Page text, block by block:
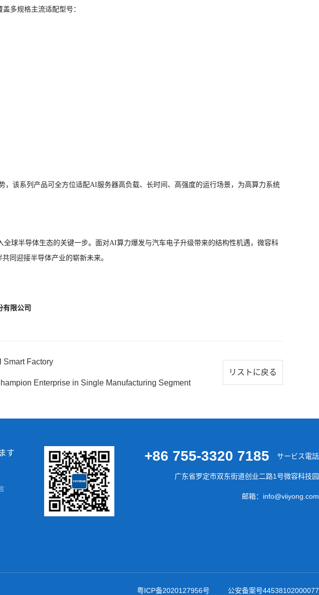
多规格主流适配型号：
该系列产品可全方位适配AI服务器高负载、长时间、高强度的运行场景，为高算力系统
球半导体生态的关键一步。面对AI算力爆发与汽车电子升级带来的结构性机遇，微容科
同迎接半导体产业的崭新未来。
有限公司
Smart Factory
Enterprise in Single Manufacturing Segment
リストに戻る
す +86 755-3320 7185 サービス電話
广东省罗定市双东街道创业二路1号微容科技园
邮箱：info@viiyong.com
粤ICP备2020127956号 公安备案号44538102000077